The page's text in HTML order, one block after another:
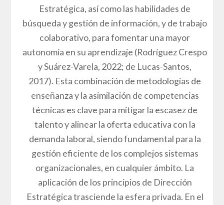
Estratégica, así como las habilidades de
búsqueda y gestión de información, y de trabajo
colaborativo, para fomentar una mayor
autonomía en su aprendizaje (Rodríguez Crespo
y Suárez-Varela, 2022; de Lucas-Santos,
2017). Esta combinación de metodologías de
enseñanza y la asimilación de competencias
técnicas es clave para mitigar la escasez de
talento y alinear la oferta educativa con la
demanda laboral, siendo fundamental para la
gestión eficiente de los complejos sistemas
organizacionales, en cualquier ámbito. La
aplicación de los principios de Dirección
Estratégica trasciende la esfera privada. En el